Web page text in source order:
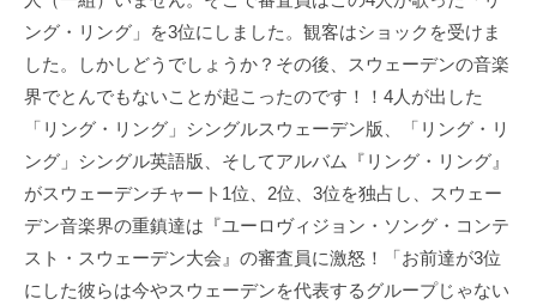
ング・リング」を3位にしました。観客はショックを受けま
した。しかしどうでしょうか？その後、スウェーデンの音楽
界でとんでもないことが起こったのです！！4人が出した
「リング・リング」シングルスウェーデン版、「リング・リ
ング」シングル英語版、そしてアルバム『リング・リング』
がスウェーデンチャート1位、2位、3位を独占し、スウェー
デン音楽界の重鎮達は『ユーロヴィジョン・ソング・コンテ
スト・スウェーデン大会』の審査員に激怒！「お前達が3位
にした彼らは今やスウェーデンを代表するグループじゃない